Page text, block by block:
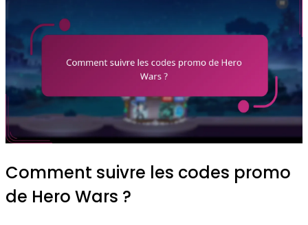
Comment suivre les codes promo
de Hero Wars ?